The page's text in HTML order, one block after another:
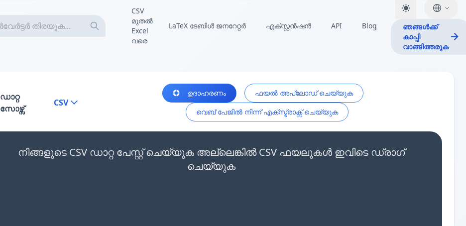
CSV
മുതൽ
Excel
വരെ
LaTeX ടേബിൾ ജനറേറ്റർ എക്സ്റ്റൻഷൻ API Blog
ഞങ്ങൾക്ക്
കാപ്പി
വാങ്ങിത്തരുക
ഡാറ്റ
സോഴ്സ്
CSV
ഉദാഹരണം
ഫയൽ അപ്‌ലോഡ് ചെയ്യുക
വെബ് പേജിൽ നിന്ന് എക്സ്ട്രാക്റ്റ് ചെയ്യുക
നിങ്ങളുടെ CSV ഡാറ്റ പേസ്റ്റ് ചെയ്യുക അല്ലെങ്കിൽ CSV ഫയലുകൾ ഇവിടെ ഡ്രാഗ്
ചെയ്യുക